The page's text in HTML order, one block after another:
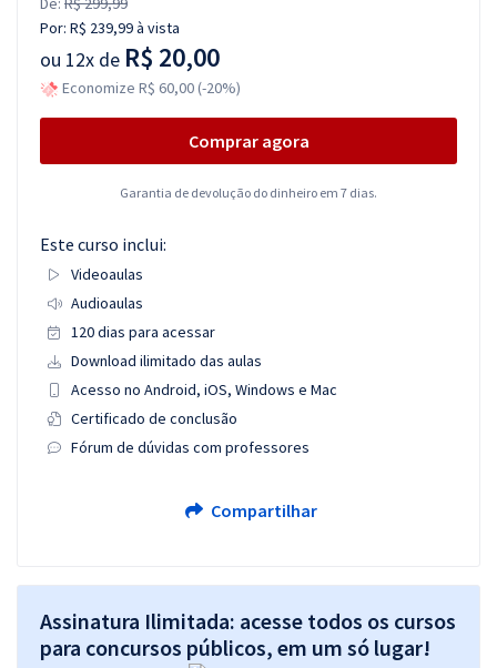
Por: R$ 239,99à vista
ou 12x de R$ 20,00
Economize R$ 60,00 (-20%)
Comprar agora
Garantia de devolução do dinheiro em 7 dias.
Este curso inclui:
Videoaulas
Audioaulas
120 dias para acessar
Download ilimitado das aulas
Acesso no Android, iOS, Windows e Mac
Certificado de conclusão
Fórum de dúvidas com professores
Compartilhar
Assinatura Ilimitada: acesse todos os cursos
para concursos públicos, em um só lugar!